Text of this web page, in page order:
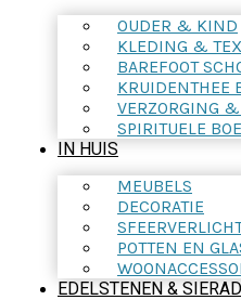
OUDER & KIND
KLEDING &
BAREFOOT
KRUIDENTHEE
VERZORGING
SPIRITUELE
IN HUIS
MEUBELS
DECORATIE
POTTEN EN
EDELSTENEN &